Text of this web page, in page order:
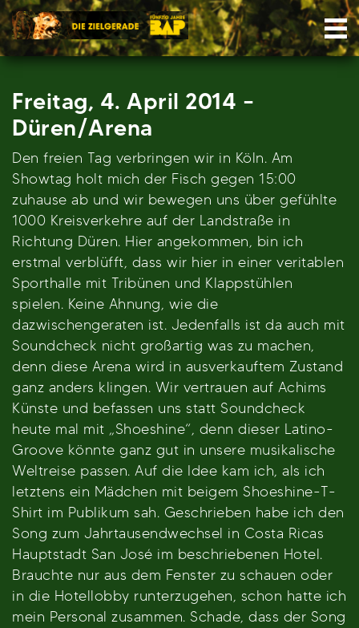
Skip
to
content
Freitag, 4. April 2014 –
Düren/Arena
Den freien Tag verbringen wir in Köln. Am
Showtag holt mich der Fisch gegen 15:00
zuhause ab und wir bewegen uns über gefühlte
1000 Kreisverkehre auf der Landstraße in
Richtung Düren. Hier angekommen, bin ich
erstmal verblüfft, dass wir hier in einer veritablen
Sporthalle mit Tribünen und Klappstühlen
spielen. Keine Ahnung, wie die
dazwischengeraten ist. Jedenfalls ist da auch mit
Soundcheck nicht großartig was zu machen,
denn diese Arena wird in ausverkauftem Zustand
ganz anders klingen. Wir vertrauen auf Achims
Künste und befassen uns statt Soundcheck
heute mal mit „Shoeshine“, denn dieser Latino-
Groove könnte ganz gut in unsere musikalische
Weltreise passen. Auf die Idee kam ich, als ich
letztens ein Mädchen mit beigem Shoeshine-T-
Shirt im Publikum sah. Geschrieben habe ich den
Song zum Jahrtausendwechsel in Costa Ricas
Hauptstadt San José im beschriebenen Hotel.
Brauchte nur aus dem Fenster zu schauen oder
in die Hotellobby runterzugehen, schon hatte ich
mein Personal zusammen. Schade, dass der Song